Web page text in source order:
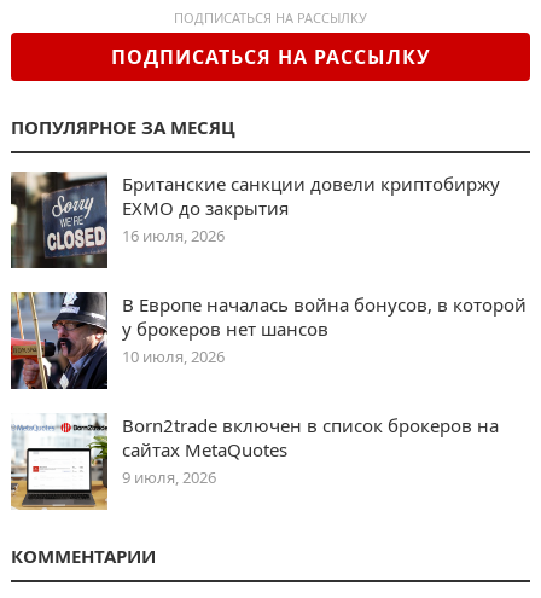
ПОДПИСАТЬСЯ НА РАССЫЛКУ
ПОДПИСАТЬСЯ НА РАССЫЛКУ
ПОПУЛЯРНОЕ ЗА МЕСЯЦ
Британские санкции довели криптобиржу
EXMO до закрытия
16 июля, 2026
В Европе началась война бонусов, в которой
у брокеров нет шансов
10 июля, 2026
Born2trade включен в список брокеров на
сайтах MetaQuotes
9 июля, 2026
КОММЕНТАРИИ